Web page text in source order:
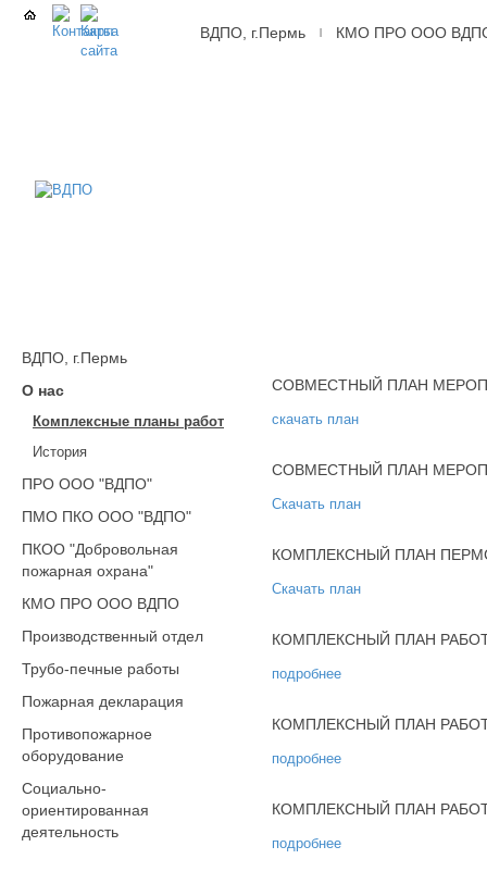
ВДПО, г.Пермь КМО ПРО ООО
ВДПО, г.Пермь
О нас
Комплексные планы работ
История
ПРО ООО "ВДПО"
ПМО ПКО ООО "ВДПО"
ПКОО "Добровольная
пожарная охрана"
КМО ПРО ООО ВДПО
Производственный отдел
Трубо-печные работы
Пожарная декларация
Противопожарное
оборудование
Социально-
ориентированная
деятельность
СОВМЕСТНЫЙ ПЛАН
скачать план
СОВМЕСТНЫЙ ПЛАН
Скачать план
КОМПЛЕКСНЫЙ ПЛАН
Скачать план
КОМПЛЕКСНЫЙ ПЛАН
подробнее
КОМПЛЕКСНЫЙ ПЛАН
подробнее
КОМПЛЕКСНЫЙ ПЛАН
подробнее